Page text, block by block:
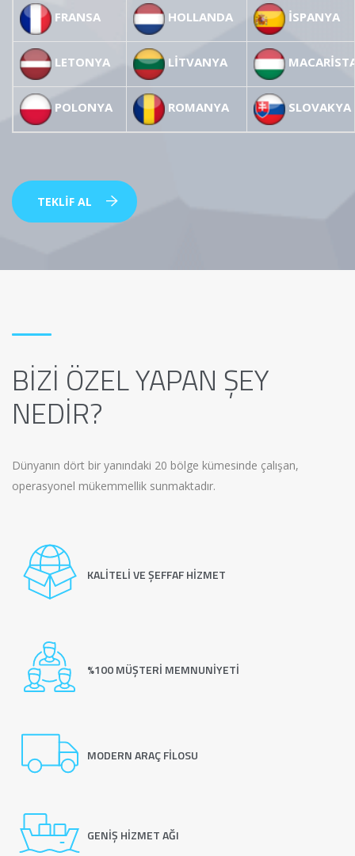
FRANSA HOLLANDA İSPANYA
LETONYA LİTVANYA
POLONYA ROMANYA SLOVAKYA
TEKLIF AL
BIZI ÖZEL YAPAN ŞEY
NEDIR?
Dünyanın dört bir yanındaki 20 bölge kümesinde çalışan,
operasyonel mükemmellik sunmaktadır.
KALITELI VE ŞEFFAF HIZMET
%100 MÜŞTERI MEMNUNIYETI
MODERN ARAÇ FILOSU
GENIŞ HIZMET AĞI